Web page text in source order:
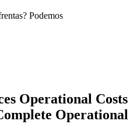
Podemos
Operational Costs
Operational